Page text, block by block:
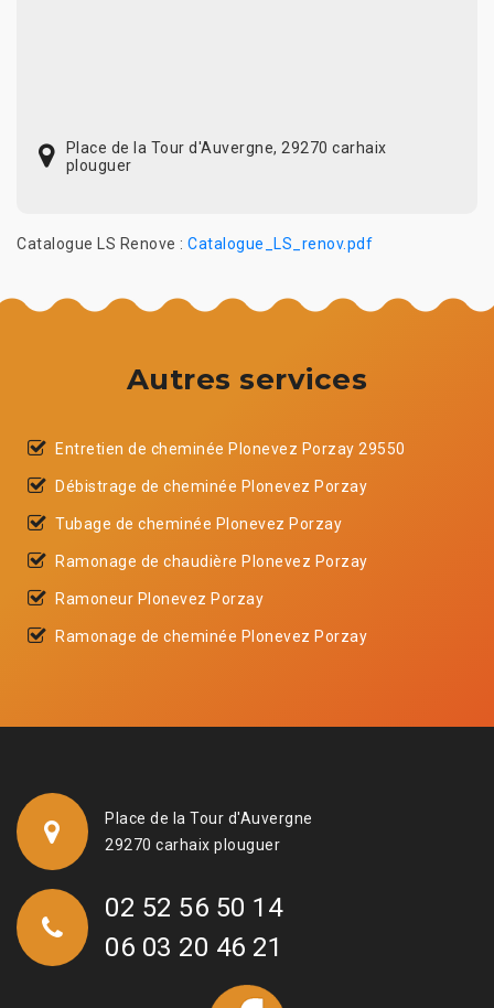
Place de la Tour d'Auvergne, 29270 carhaix
plouguer
Catalogue LS Renove : Catalogue_LS_renov.pdf
Autres services
Entretien de cheminée Plonevez Porzay 29550
Débistrage de cheminée Plonevez Porzay
Tubage de cheminée Plonevez Porzay
Ramonage de chaudière Plonevez Porzay
Ramoneur Plonevez Porzay
Ramonage de cheminée Plonevez Porzay
Place de la Tour d'Auvergne
29270 carhaix plouguer
02 52 56 50 14
06 03 20 46 21